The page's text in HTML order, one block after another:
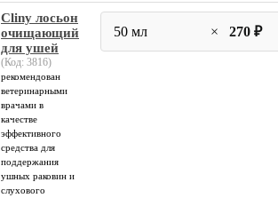
Cliny лосьон
очищающий
для ушей
(Код: 3816)
рекомендован
ветеринарными
врачами в
качестве
эффективного
средства для
поддержания
ушных раковин и
слухового
50 мл × 270 ₽